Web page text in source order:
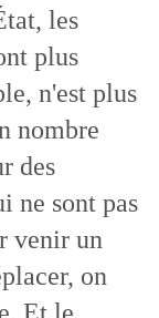
les
plus
n'est plus
nombre
des
ne sont pas
venir un
on